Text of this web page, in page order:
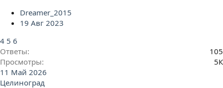
Dreamer_2015
19 Авг 2023
4 5 6
Ответы
105
Просмотры
5К
11 Май 2026
Целиноград